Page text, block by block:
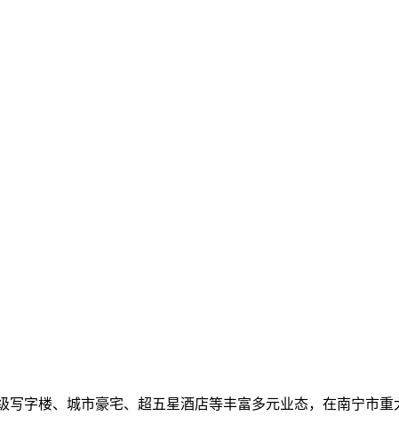
字楼、城市豪宅、超五星酒店等丰富多元业态，在南宁市重